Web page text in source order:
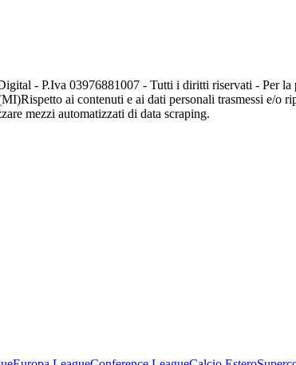
- P.Iva 03976881007 - Tutti i diritti riservati - Per
Rispetto ai contenuti e ai dati personali trasmessi e/o
mezzi automatizzati di data scraping.